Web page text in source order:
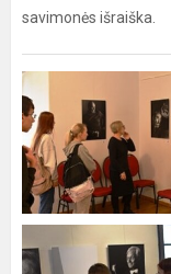
savimonės išraiška.